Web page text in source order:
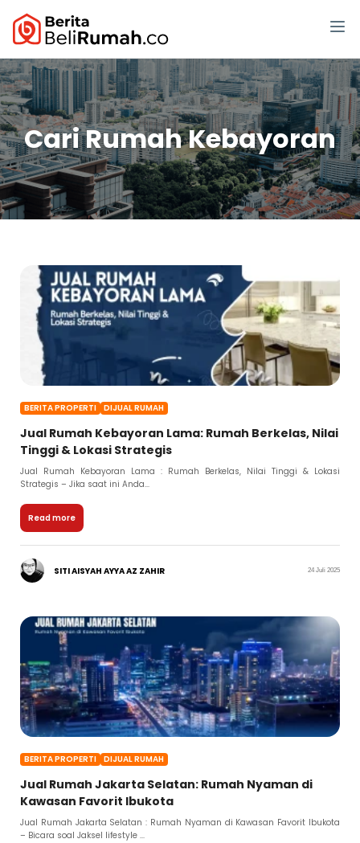
Cari Rumah Kebayoran
BERITA PROPERTI DIJUAL RUMAH
Jual Rumah Kebayoran Lama: Rumah Berkelas, Nilai
Tinggi & Lokasi Strategis
Jual Rumah Kebayoran Lama : Rumah Berkelas, Nilai Tinggi & Lokasi
Strategis – Jika saat ini Anda...
Read more
SITI AISYAH AYYA AZ ZAHIR 24 Juli 2025
BERITA PROPERTI DIJUAL RUMAH
Jual Rumah Jakarta Selatan: Rumah Nyaman di
Kawasan Favorit Ibukota
Jual Rumah Jakarta Selatan : Rumah Nyaman di Kawasan Favorit Ibukota
– Bicara soal Jaksel lifestyle ...